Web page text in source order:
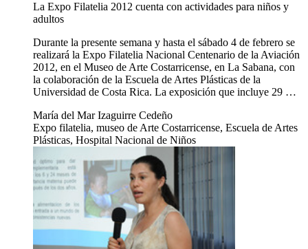
La Expo Filatelia 2012 cuenta con actividades para niños y
adultos
Durante la presente semana y hasta el sábado 4 de febrero se
realizará la Expo Filatelia Nacional Centenario de la Aviación
2012, en el Museo de Arte Costarricense, en La Sabana, con
la colaboración de la Escuela de Artes Plásticas de la
Universidad de Costa Rica. La exposición que incluye 29 …
María del Mar Izaguirre Cedeño
Expo filatelia, museo de Arte Costarricense, Escuela de Artes
Plásticas, Hospital Nacional de Niños